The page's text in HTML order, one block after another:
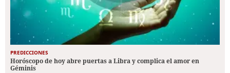
PREDICCIONES
Horóscopo de hoy abre puertas a Libra y complica el amor en
Géminis